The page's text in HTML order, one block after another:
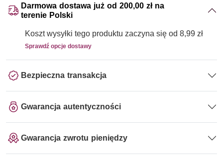
Darmowa dostawa już od 200,00 zł na
terenie Polski
Koszt wysyłki tego produktu zaczyna się od 8,99 zł
Sprawdź opcje dostawy
Bezpieczna transakcja
Gwarancja autentyczności
Gwarancja zwrotu pieniędzy